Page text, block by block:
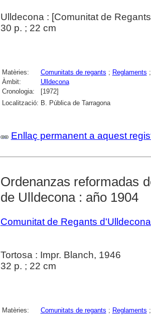
Ulldecona : [Comunitat de
30 p. ; 22 cm
Matèries: Comunitats de regants ; Reglaments
Àmbit:
Ulldecona
Cronologia:
[1972]
Localització: B. Pública de Tarragona
Enllaç permanent a aquest
Ordenanzas reformadas
de Ulldecona : año 1904
Comunitat de Regants d'Ulldecona
Tortosa : Impr. Blanch, 1946
32 p. ; 22 cm
Matèries: Comunitats de regants ; Reglaments